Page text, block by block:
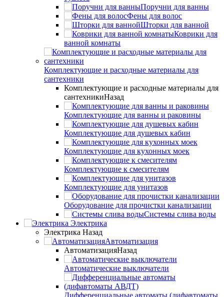
Поручни для ванны
Фены для волос
Шторки для ванной
Коврики для
ванной комнаты
Комплектующие и расходные материалы для
сантехники
Комплектующие и расходные материалы для
сантехникиНазад
Комплектующие для ванны и раковины
Комплектующие для душевых кабин
Комплектующие для кухонных моек
Комплектующие к смесителям
Комплектующие для унитазов
Оборудование для прочистки канализации
Системы слива воды
Электрика
Электрика Назад
Автоматизация
АвтоматизацияНазад
Автоматические выключатели
Дифференциальные автоматы (дифавтоматы